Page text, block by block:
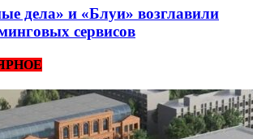
дела» и «Блуи» возглавили
сервисов